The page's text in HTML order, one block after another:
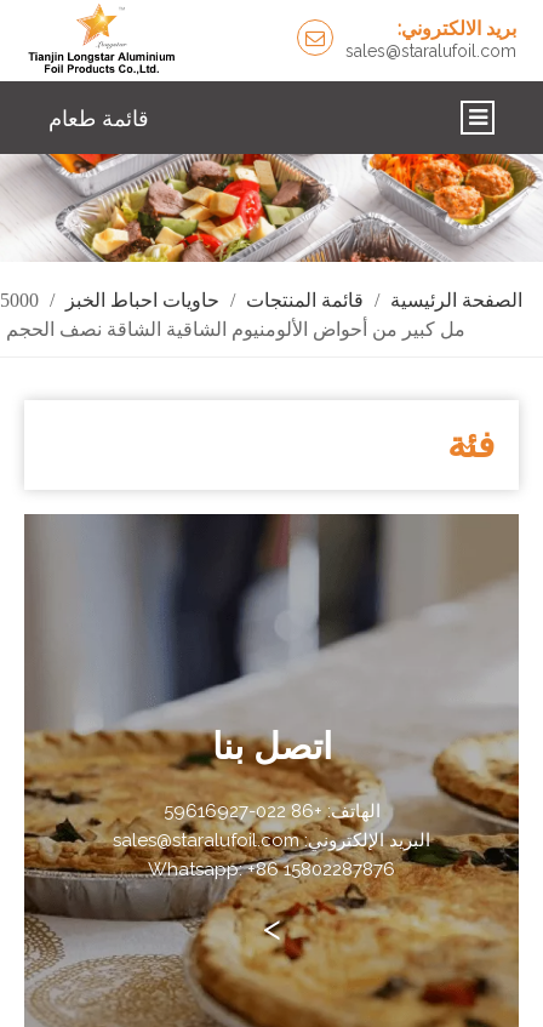
بريد الالكتروني:
sales@staralufoil.com
قائمة طعام
اتصل بنا
الإخبارية
حلول
منتجات
الصفحة الرئيسية / قائمة المنتجات / حاويات احباط الخبز /
5000
مل كبير من أحواض الألومنيوم الشاقية الشاقة نصف الحجم
فئة
اتصل بنا
الهاتف: +86 022-59616927
البريد الإلكتروني: sales@staralufoil.com
Whatsapp: +86 15802287876
>